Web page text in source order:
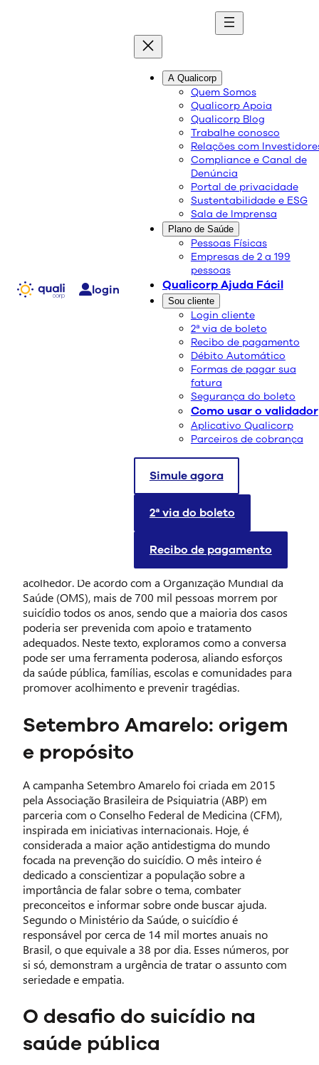
login
A Qualicorp
Quem Somos
Qualicorp Apoia
Qualicorp Blog
Trabalhe conosco
Relações com
Compliance e Canal de
Denúncia
Portal de privacidade
Sustentabilidade e ESG
Sala de Imprensa
Plano de Saúde
Pessoas Físicas
Empresas de 2 a 199
pessoas
Qualicorp Ajuda Fácil
Sou cliente
Login cliente
2ª via de boleto
Recibo de pagamento
Débito Automático
Formas de pagar sua
fatura
Segurança do boleto
Como usar o validador
Aplicativo Qualicorp
Parceiros de cobrança
Simule agora
2ª via do boleto
Recibo de pagamento
blog
Conteúdo de qualidade e as melhores soluções
Setembro Amarelo –
conscientização sobre a
prevenção do suicídio e a
promoção da saúde
Falar sobre saúde mental e prevenção do suicídio é
fundamental para salvar vidas, mas ainda envolve
campanha Setembro Amarelobusca
quebrar esse silêncio, incentivando o diálogo aberto e
acolhedor. De acordo com a Organização Mundial da
Saúde (OMS), mais de 700 mil pessoas morrem por
suicídio todos os anos, sendo que a maioria dos casos
poderia ser prevenida com apoio e tratamento
adequados. Neste texto, exploramos como a conversa
pode ser uma ferramenta poderosa, aliando esforços
da saúde pública, famílias, escolas e comunidades para
promover acolhimento e prevenir tragédias.
Setembro Amarelo: origem
e propósito
A campanha Setembro Amarelo foi criada em 2015
pela Associação Brasileira de Psiquiatria (ABP) em
parceria com o Conselho Federal de Medicina (CFM),
inspirada em iniciativas internacionais. Hoje, é
considerada a maior ação antidestigma do mundo
focada na prevenção do suicídio. O mês inteiro é
dedicado a conscientizar a população sobre a
importância de falar sobre o tema, combater
preconceitos e informar sobre onde buscar ajuda.
Segundo o Ministério da Saúde, o suicídio é
responsável por cerca de 14 mil mortes anuais no
Brasil, o que equivale a 38 por dia. Esses números, por
si só, demonstram a urgência de tratar o assunto com
seriedade e empatia.
O desafio do suicídio na
saúde pública